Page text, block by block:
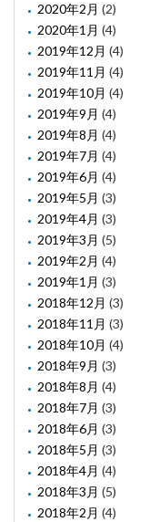
2020年2月 (2)
2020年1月 (4)
2019年12月 (4)
2019年11月 (4)
2019年10月 (4)
2019年9月 (4)
2019年8月 (4)
2019年7月 (4)
2019年6月 (4)
2019年5月 (3)
2019年4月 (3)
2019年3月 (5)
2019年2月 (4)
2019年1月 (3)
2018年12月 (3)
2018年11月 (3)
2018年10月 (4)
2018年9月 (3)
2018年8月 (4)
2018年7月 (3)
2018年6月 (3)
2018年5月 (3)
2018年4月 (4)
2018年3月 (5)
2018年2月 (4)